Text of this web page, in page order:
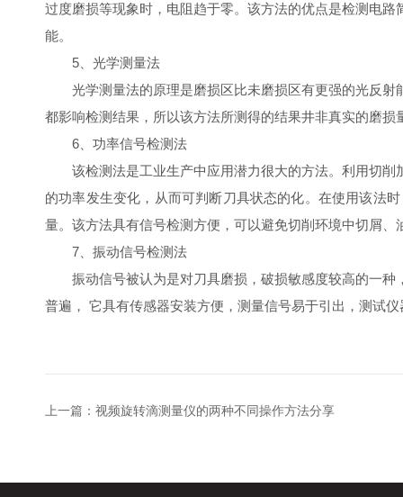
过度磨损等现象时，电阻趋于零。该方法的优点是检测电
能。
5、光学测量法
光学测量法的原理是磨损区比未磨损区有更强的光反射能力
都影响检测结果，所以该方法所测得的结果井非真实的磨损量
6、功率信号检测法
该检测法是工业生产中应用潜力很大的方法。利用切
的功率发生变化，从而可判断刀具状态的化。在使用该法时
量。该方法具有信号检测方便，可以避免切削环境中切屑、油
7、振动信号检测法
振动信号被认为是对刀具磨损，破损敏感度较高的一种
普遍， 它具有传感器安装方便，测量信号易于引出，测试仪
上一篇： 视频旋转滴测量仪的两种不同操作方法分享